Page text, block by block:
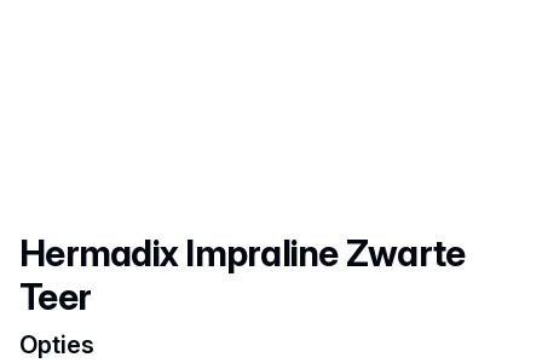
Productnaam
Hermadix Impraline Zwarte
Teer
Opties